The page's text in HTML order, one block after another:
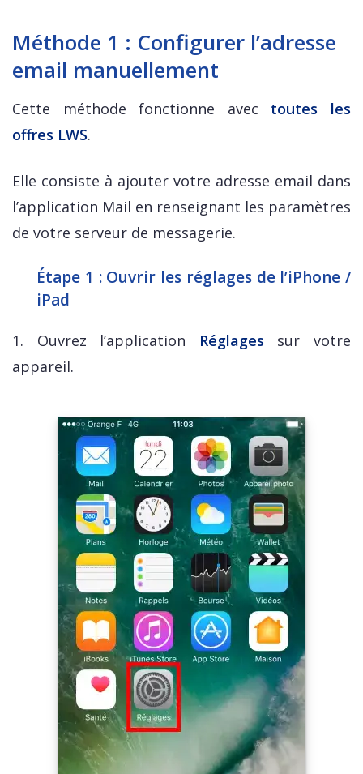
Méthode 1 : Configurer l’adresse
email manuellement
Cette méthode fonctionne avec toutes les
offres LWS.
Elle consiste à ajouter votre adresse email dans
l’application Mail en renseignant les paramètres
de votre serveur de messagerie.
Étape 1 : Ouvrir les réglages de l’iPhone /
iPad
1. Ouvrez l’application Réglages sur votre
appareil.